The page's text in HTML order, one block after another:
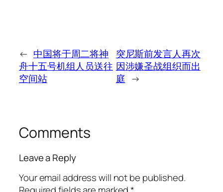
← 中国将于周二将神
舟十五号机组人员送往
空间站
突尼斯前发言人再次
因涉嫌圣战组织而出
庭 →
Comments
Leave a Reply
Your email address will not be published.